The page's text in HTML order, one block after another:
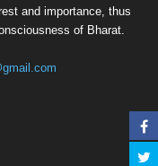
and importance, thus
of Bharat.